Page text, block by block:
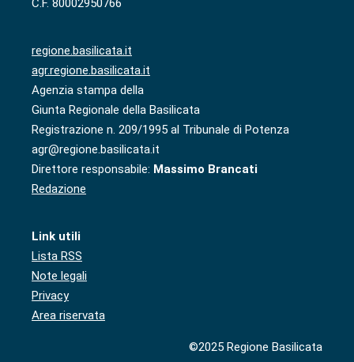
C.F. 80002950766
regione.basilicata.it
agr.regione.basilicata.it
Agenzia stampa della
Giunta Regionale della Basilicata
Registrazione n. 209/1995 al Tribunale di Potenza
agr@regione.basilicata.it
Direttore responsabile: Massimo Brancati
Redazione
Link utili
Lista RSS
Note legali
Privacy
Area riservata
©2025 Regione Basilicata